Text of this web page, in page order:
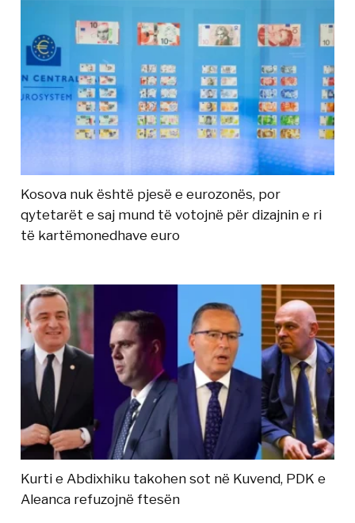
Kosova nuk është pjesë e eurozonës, por
qytetarët e saj mund të votojnë për dizajnin e ri
të kartëmonedhave euro
Kurti e Abdixhiku takohen sot në Kuvend, PDK e
Aleanca refuzojnë ftesën